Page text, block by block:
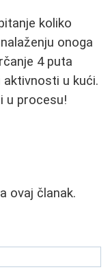
koliko
onoga
4 puta
aktivnosti u kući.
u procesu!
ovaj članak.